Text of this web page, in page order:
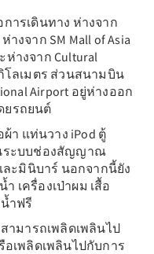
ารเดินทาง ห่างจาก
างจาก SM Mall of Asia
ห่างจาก Cultural
กิโลเมตร ส่วนสนามบิน
Airport อยู่ห่างออก
ยรถยนต์
า แท่นวาง iPod ตู้
ระบบช่องสัญญาณ
ละมินิบาร์ นอกจากนี้ยัง
เครื่องเป่าผม เสื้อ
ำฟรี
สามารถเพลิดเพลินไป
เพลิดเพลินไปกับการ